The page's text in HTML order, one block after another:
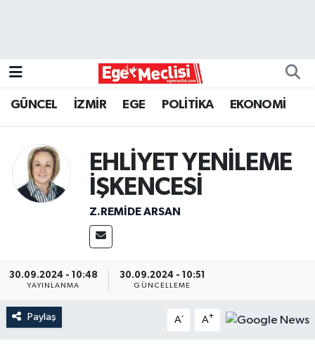
GÜNCEL İZMİR EGE POLİTİKA EKONOMİ
EHLİYET YENİLEME
İŞKENCESİ
Z.REMIDE ARSAN
30.09.2024 - 10:48
YAYINLANMA
30.09.2024 - 10:51
GÜNCELLEME
Paylaş A- A+
GÜNCEL
İZMİR
ÖZEL HABER
POLİTİKA
Programlar
SPOR